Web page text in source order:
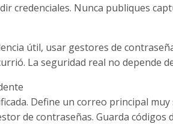
credenciales. Nunca publiques
útil, usar gestores de
La seguridad real no depende
Define un correo principal
de contraseñas. Guarda